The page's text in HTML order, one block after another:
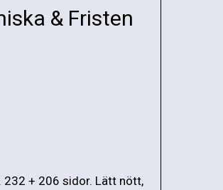
& Fristen
232 + 206 sidor. Lätt nött,